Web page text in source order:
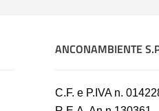
ANCONAMBIENTE
C.F. e P.IVA n.